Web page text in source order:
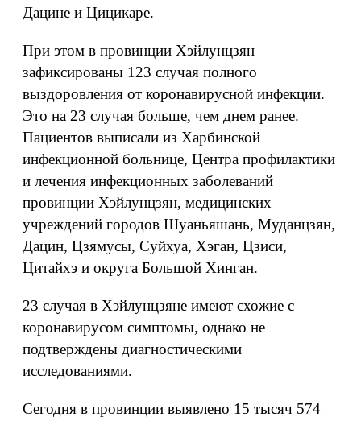
Дацине и Цицикаре.
При этом в провинции Хэйлунцзян
зафиксированы 123 случая полного
выздоровления от коронавирусной инфекции.
Это на 23 случая больше, чем днем ранее.
Пациентов выписали из Харбинской
инфекционной больнице, Центра профилактики
и лечения инфекционных заболеваний
провинции Хэйлунцзян, медицинских
учреждений городов Шуаньяшань, Муданцзян,
Дацин, Цзямусы, Суйхуа, Хэган, Цзиси,
Цитайхэ и округа Большой Хинган.
23 случая в Хэйлунцзяне имеют схожие с
коронавирусом симптомы, однако не
подтверждены диагностическими
исследованиями.
Сегодня в провинции выявлено 15 тысяч 574